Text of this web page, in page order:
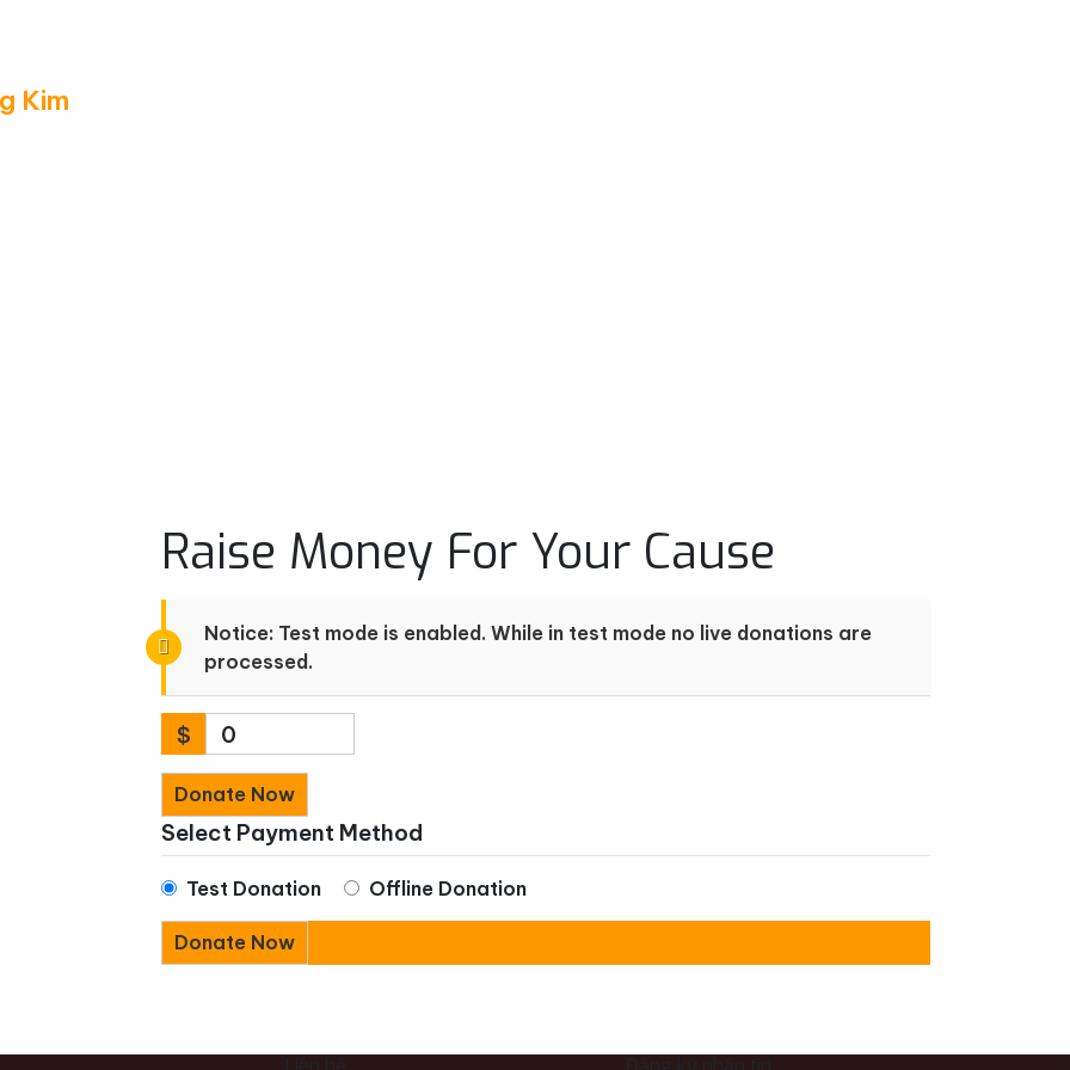
Kim
Raise Money For Your Cause
Notice: Test mode is enabled. While in test mode no live donations are
processed.
$ 0
Donate Now
Select Payment Method
Test Donation Offline Donation